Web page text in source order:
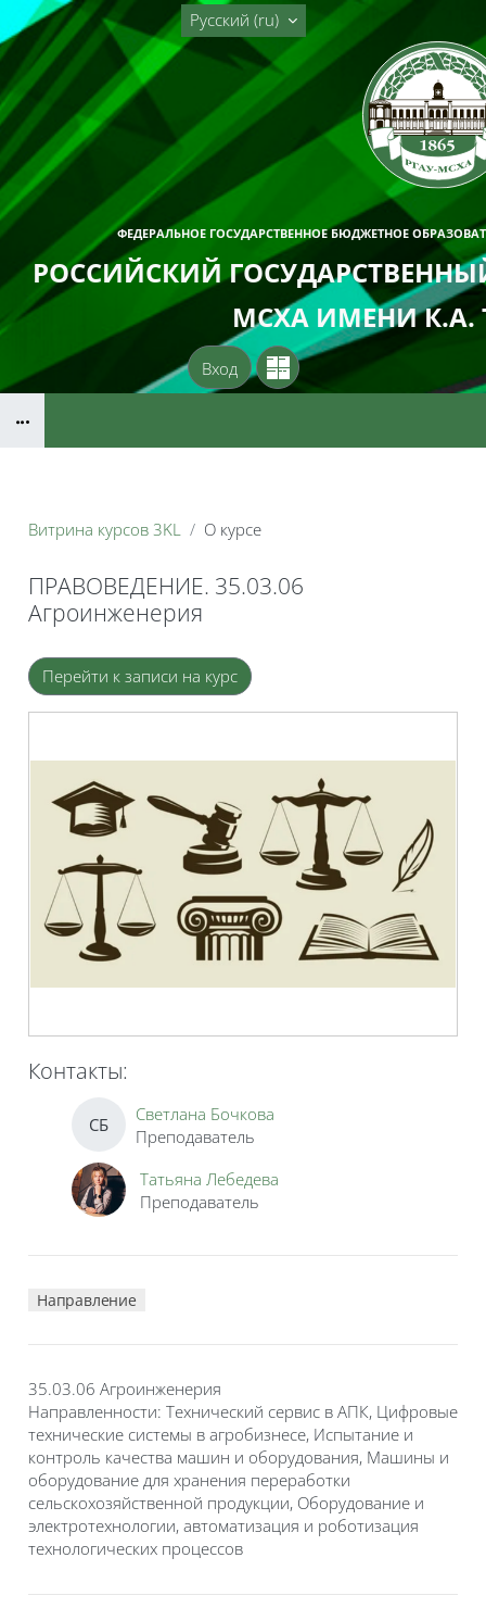
Перейти к основному содержанию
ФЕДЕРАЛЬНОЕ ГОСУДАРСТВЕННОЕ БЮДЖЕТНОЕ
РОССИЙСКИЙ
МСХА ИМЕНИ К.А.
Русский ‎(ru)‎
Вход
Витрина курсов 3KL О курсе
ПРАВОВЕДЕНИЕ. 35.03.06
Агроинженерия
Блоки
Перейти к записи на курс
Контакты:
СБ
Светлана Бочкова
Преподаватель
Татьяна Лебедева
Преподаватель
Направление
35.03.06 Агроинженерия
Направленности: Технический сервис в АПК, Цифровые
технические системы в агробизнесе, Испытание и
контроль качества машин и оборудования, Машины и
оборудование для хранения переработки
сельскохозяйственной продукции, Оборудование и
электротехнологии, автоматизация и роботизация
технологических процессов